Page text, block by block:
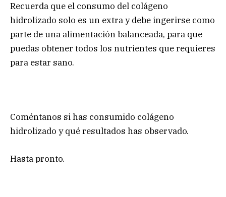
Recuerda que el consumo del colágeno
hidrolizado solo es un extra y debe ingerirse como
parte de una alimentación balanceada, para que
puedas obtener todos los nutrientes que requieres
para estar sano.
Coméntanos si has consumido colágeno
hidrolizado y qué resultados has observado.
Hasta pronto.